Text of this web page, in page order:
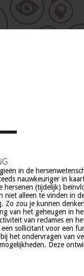
in de
nauwkeuriger in
hersenen (tijdelijk)
niet alleen te vinden in
Zo zou je kunnen
van het geheugen in
van reclames en
een sollicitant voor een
bij het ondervragen van
Deze
op, onder meer op
privacy, gelijkheid,
en veranderingen in ons
commerciële toepassing
technologieën is een extra
dit project is om een
van
te realiseren,